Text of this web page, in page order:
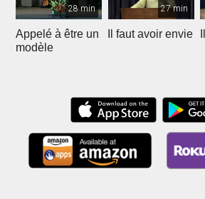
28 min
Appelé à être un
modèle
27 min
Il faut avoir envie